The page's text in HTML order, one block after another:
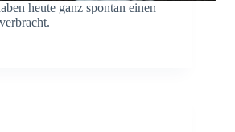
heute ganz spontan einen